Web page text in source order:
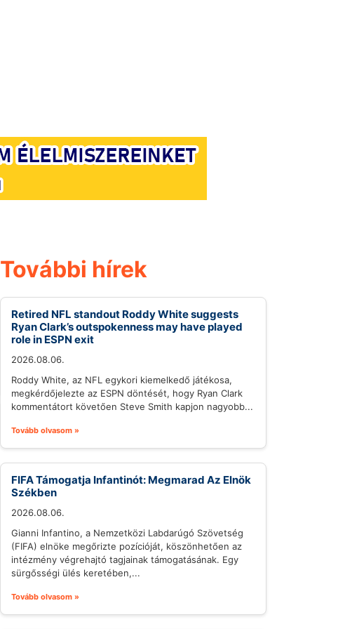
További hírek
Retired NFL standout Roddy White suggests
Ryan Clark’s outspokenness may have played
role in ESPN exit
2026.08.06.
Roddy White, az NFL egykori kiemelkedő játékosa,
megkérdőjelezte az ESPN döntését, hogy Ryan Clark
kommentátort követően Steve Smith kapjon nagyobb...
Tovább olvasom »
FIFA Támogatja Infantinót: Megmarad Az Elnök
Székben
2026.08.06.
Gianni Infantino, a Nemzetközi Labdarúgó Szövetség
(FIFA) elnöke megőrizte pozícióját, köszönhetően az
intézmény végrehajtó tagjainak támogatásának. Egy
sürgősségi ülés keretében,...
Tovább olvasom »